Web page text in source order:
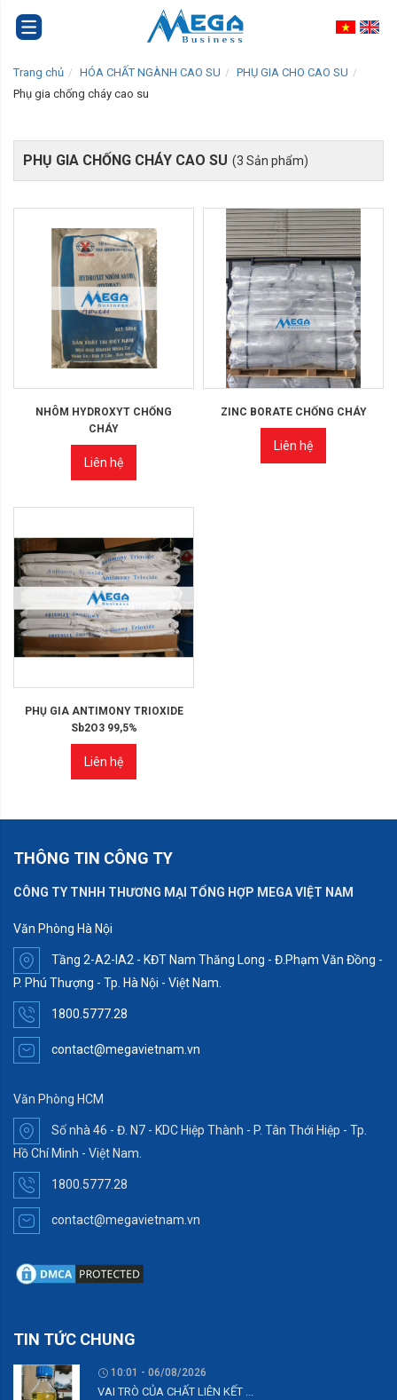
Trang chủ HÓA CHẤT NGÀNH CAO SU
PHỤ GIA CHO CAO SU
Phụ gia chống cháy cao su
PHỤ GIA CHỐNG CHÁY CAO SU (3 Sản phẩm)
NHÔM HYDROXYT CHỐNG
CHÁY
Liên hệ
ZINC BORATE CHỐNG CHÁY
Liên hệ
PHỤ GIA ANTIMONY TRIOXIDE
Sb2O3 99,5%
Liên hệ
THÔNG TIN CÔNG TY
CÔNG TY TNHH THƯƠNG MẠI TỔNG HỢP MEGA VIỆT NAM
Văn Phòng Hà Nội
Tầng 2-A2-IA2 - KĐT Nam Thăng Long - Đ.Phạm Văn Đồng -
P. Phú Thượng - Tp. Hà Nội - Việt Nam.
1800.5777.28
contact@megavietnam.vn
Văn Phòng HCM
Số nhà 46 - Đ. N7 - KDC Hiệp Thành - P. Tân Thới Hiệp - Tp.
Hồ Chí Minh - Việt Nam.
1800.5777.28
contact@megavietnam.vn
TIN TỨC CHUNG
10:01 - 06/08/2026
VAI TRÒ CỦA CHẤT LIÊN KẾT ...